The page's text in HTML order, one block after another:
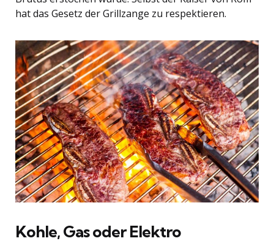
hat das Gesetz der Grillzange zu respektieren.
Kohle, Gas oder Elektro